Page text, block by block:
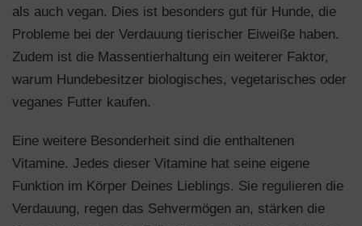
als auch vegan. Dies ist besonders gut für Hunde, die
Probleme bei der Verdauung tierischer Eiweiße haben.
Zudem ist die Massentierhaltung ein weiterer Faktor,
warum Hundebesitzer biologisches, vegetarisches oder
veganes Futter kaufen.
Eine weitere Besonderheit sind die enthaltenen
Vitamine. Jedes dieser Vitamine hat seine eigene
Funktion im Körper Deines Lieblings. Sie regulieren die
Verdauung, regen das Sehvermögen an, stärken die